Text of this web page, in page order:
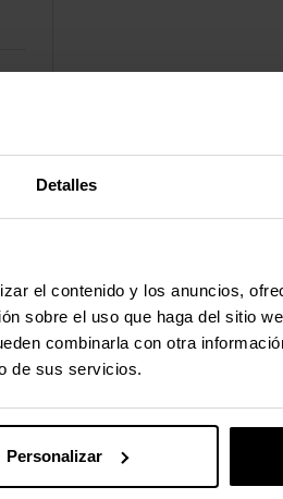
Detalles
el contenido y los anuncios,
sobre el uso que haga del sitio
combinarla con otra
de sus servicios.
Personalizar